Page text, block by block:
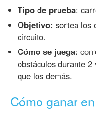
Tipo de prueba:
Objetivo: sortea los
circuito.
Cómo se juega:
obstáculos durante
que los demás.
Cómo ganar